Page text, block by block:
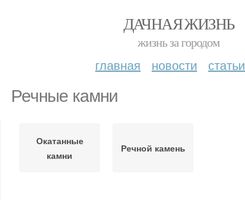
ДАЧНАЯ ЖИЗНЬ
жизнь за городом
главная новости статьи
Речные камни
Окатанные
камни
Речной камень